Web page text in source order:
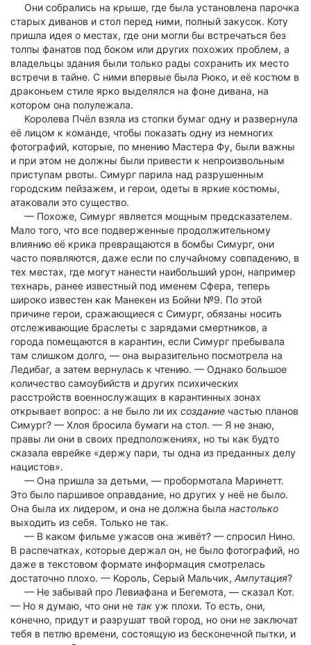
Они собрались на крыше, где была установлена парочка
старых диванов и стол перед ними, полный закусок. Коту
пришла идея о местах, где они могли бы встречаться без
толпы фанатов под боком или других похожих проблем, а
владельцы здания были только рады сохранить их место
встречи в тайне. С ними впервые была Рюко, и её костюм в
драконьем стиле ярко выделялся на фоне дивана, на
котором она полулежала.
Королева Пчёл взяла из стопки бумаг одну и развернула
её лицом к команде, чтобы показать одну из немногих
фотографий, которые, по мнению Мастера Фу, были важны
и при этом не должны были привести к непроизвольным
приступам рвоты. Симург парила над разрушенным
городским пейзажем, и герои, одеты в яркие костюмы,
атаковали это существо.
— Похоже, Симург является мощным предсказателем.
Мало того, что все подверженные продолжительному
влиянию её крика превращаются в бомбы Симург, они
часто появляются, даже если по случайному совпадению, в
тех местах, где могут нанести наибольший урон, например
технарь, ранее известный под именем Сфера, теперь
широко известен как Манекен из Бойни №9. По этой
причине герои, сражающиеся с Симург, обязаны носить
отслеживающие браслеты с зарядами смертников, а
города помещаются в карантин, если Симург пребывала
там слишком долго, — она выразительно посмотрела на
Ледибаг, а затем вернулась к чтению. — Однако большое
количество самоубийств и других психических
расстройств военнослужащих в карантинных зонах
открывает вопрос: а не было ли их создание частью планов
Симург? — Хлоя бросила бумаги на стол. — Я не знаю,
правы ли они в своих предположениях, но ты как будто
сказала еврейке «держу пари, ты одна из преданных делу
нацистов».
— Она пришла за детьми, — пробормотала Маринетт.
Это было паршивое оправдание, но других у неё не было.
Она была их лидером, и она не должна была настолько
выходить из себя. Только не так.
— В каком фильме ужасов она живёт? — спросил Нино.
В распечатках, которые держал он, не было фотографий, но
даже в текстовом формате информация смотрелась
достаточно плохо. — Король, Серый Мальчик, Ампутация?
— Не забывай про Левиафана и Бегемота, — сказал Кот.
— Но я думаю, что они не так уж плохи. То есть, они,
конечно, придут и разрушат твой город, но они не заключат
тебя в петлю времени, состоящую из бесконечной пытки, и